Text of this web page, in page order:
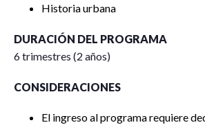
Historia urbana
DURACIÓN DEL PROGRAMA
6 trimestres (2 años)
CONSIDERACIONES
El ingreso al programa requiere